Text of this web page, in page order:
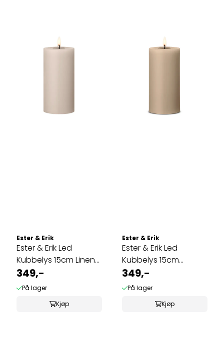
Ester & Erik
Ester & Erik Led
Kubbelys 15cm Linen
grey
349,-
På lager
Kjøp
Ester & Erik
Ester & Erik Led
Kubbelys 15cm
Nougat note
349,-
På lager
Kjøp